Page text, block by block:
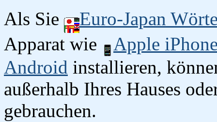
Als Sie
Euro-Japan
Apparat wie
Apple
Android installieren,
außerhalb Ihres Hauses
gebrauchen.